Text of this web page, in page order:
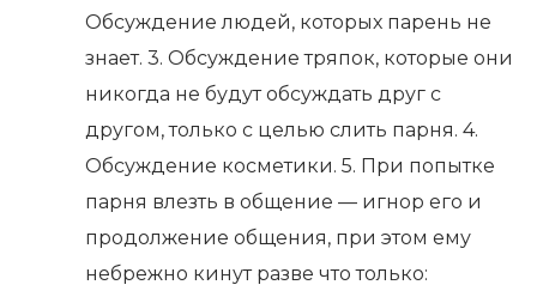
Обсуждение людей, которых парень не
знает. 3. Обсуждение тряпок, которые они
никогда не будут обсуждать друг с
другом, только с целью слить парня. 4.
Обсуждение косметики. 5. При попытке
парня влезть в общение — игнор его и
продолжение общения, при этом ему
небрежно кинут раз­ве что только: